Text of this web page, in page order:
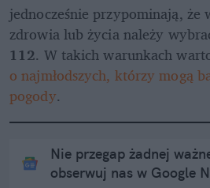
jednocześnie przypominają, że
zdrowia lub życia należy
112. W takich warunkach
o najmłodszych, którzy mogą
pogody.
Nie przegap żadnej
obserwuj nas w Google